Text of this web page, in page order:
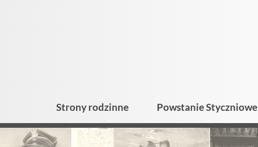
Strony rodzinne Powstanie Styczniowe